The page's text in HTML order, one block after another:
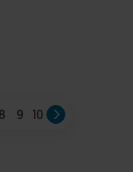
8 9 10